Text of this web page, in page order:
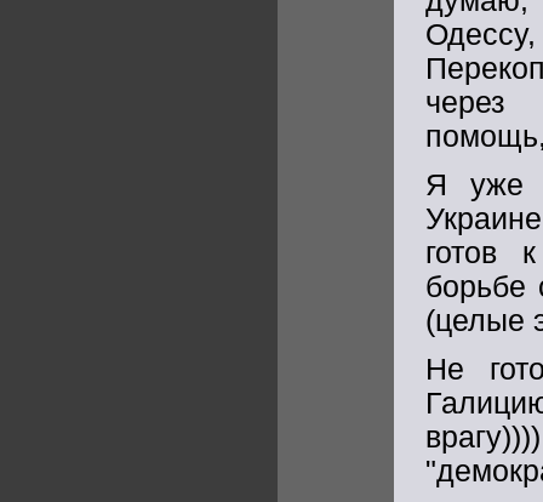
через
Я уже
готов
борьбе
(целые
Не